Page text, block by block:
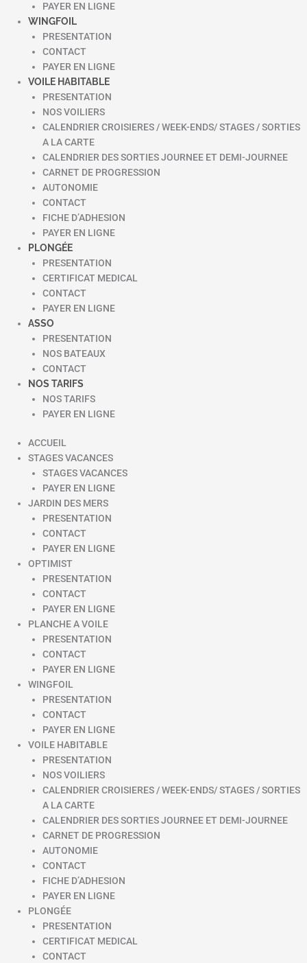
PAYER EN LIGNE
WINGFOIL
PRESENTATION
CONTACT
PAYER EN LIGNE
VOILE HABITABLE
PRESENTATION
NOS VOILIERS
CALENDRIER CROISIERES / WEEK-ENDS/ STAGES / SORTIES
A LA CARTE
CALENDRIER DES SORTIES JOURNEE ET DEMI-JOURNEE
CARNET DE PROGRESSION
AUTONOMIE
CONTACT
FICHE D’ADHESION
PAYER EN LIGNE
PLONGÉE
PRESENTATION
CERTIFICAT MEDICAL
CONTACT
PAYER EN LIGNE
ASSO
PRESENTATION
NOS BATEAUX
CONTACT
NOS TARIFS
NOS TARIFS
PAYER EN LIGNE
ACCUEIL
STAGES VACANCES
STAGES VACANCES
PAYER EN LIGNE
JARDIN DES MERS
PRESENTATION
CONTACT
PAYER EN LIGNE
OPTIMIST
PRESENTATION
CONTACT
PAYER EN LIGNE
PLANCHE A VOILE
PRESENTATION
CONTACT
PAYER EN LIGNE
WINGFOIL
PRESENTATION
CONTACT
PAYER EN LIGNE
VOILE HABITABLE
PRESENTATION
NOS VOILIERS
CALENDRIER CROISIERES / WEEK-ENDS/ STAGES / SORTIES
A LA CARTE
CALENDRIER DES SORTIES JOURNEE ET DEMI-JOURNEE
CARNET DE PROGRESSION
AUTONOMIE
CONTACT
FICHE D’ADHESION
PAYER EN LIGNE
PLONGÉE
PRESENTATION
CERTIFICAT MEDICAL
CONTACT